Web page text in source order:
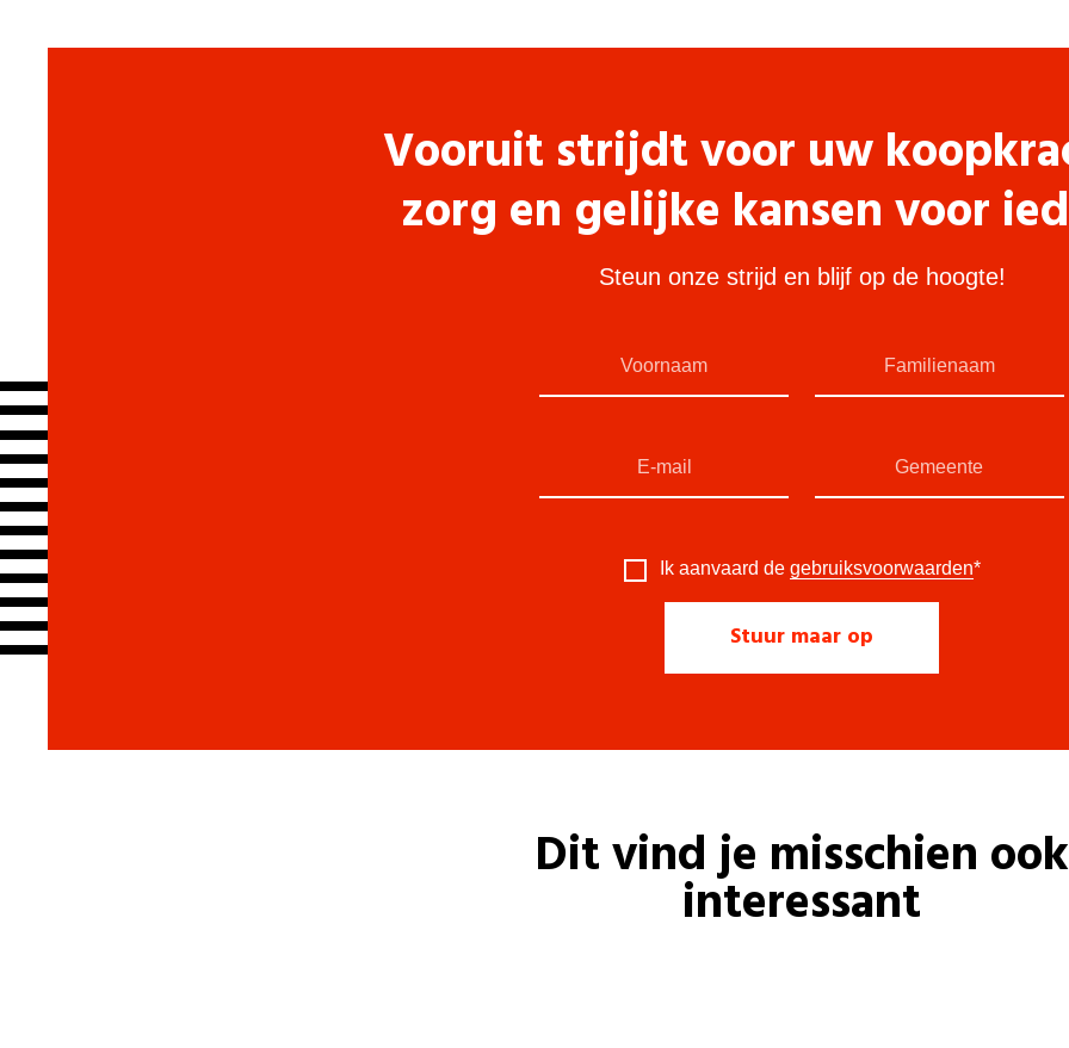
Vooruit strijdt voor uw
zorg en gelijke kansen voor
Steun onze strijd en blijf op de hoogte!
Ik aanvaard de gebruiksvoorwaarden*
Dit vind je misschien ook
interessant